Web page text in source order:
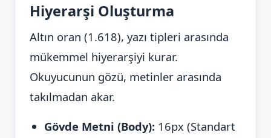
Hiyerarşi Oluşturma
Altın oran (1.618), yazı tipleri arasında
mükemmel hiyerarşiyi kurar.
Okuyucunun gözü, metinler arasında
takılmadan akar.
Gövde Metni (Body): 16px (Standart